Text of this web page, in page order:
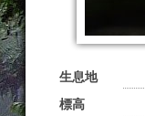
生息地
標高